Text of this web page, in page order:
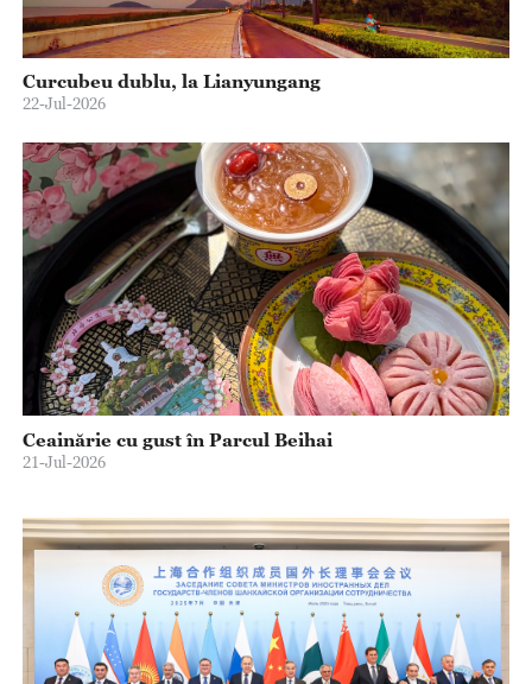
Curcubeu dublu, la Lianyungang
22-Jul-2026
Ceainărie cu gust în Parcul Beihai
21-Jul-2026